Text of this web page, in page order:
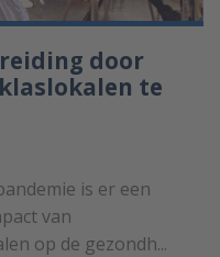
door
te
is er een
van
op de gezondh...